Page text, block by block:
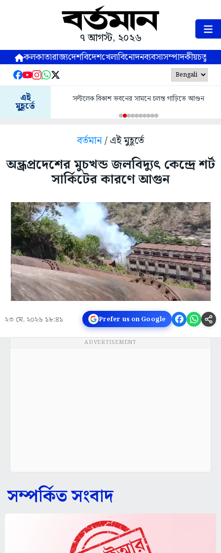
৭ আগস্ট, ২০২৬
কলকাতারাজ্যদেশবিদেশখেলাবিনোদনব্যবসাসম্পাদকীয়
এই
মুহূর্তে
সল্টলেক বিকাশ ভবনের সামনে চলন্ত গাড়িতে আগুন
বর্তমান/ এই মুহূর্তে
অন্ধ্রপ্রদেশের মুচখন্ড জলবিদ্যুৎ কেন্দ্রে শর্ট
সার্কিটের কারণে আগুন
২৩ মে, ২০২৬ ১৮:৪১ Prefer us on Google
ADVERTISEMENT
সম্পর্কিত সংবাদ